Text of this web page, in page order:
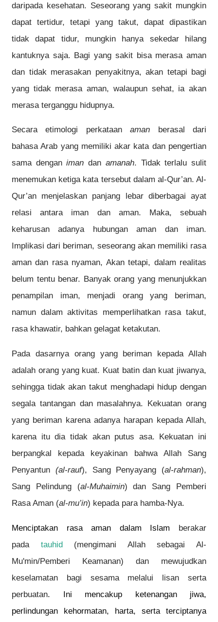
daripada kesehatan. Seseorang yang sakit mungkin
dapat tertidur, tetapi yang takut, dapat dipastikan
tidak dapat tidur, mungkin hanya sekedar hilang
kantuknya saja. Bagi yang sakit bisa merasa aman
dan tidak merasakan penyakitnya, akan tetapi bagi
yang tidak merasa aman, walaupun sehat, ia akan
merasa terganggu hidupnya.
Secara etimologi perkataanaman berasal dari
bahasa Arab yang memiliki akar kata dan pengertian
sama denganiman dan amanah. Tidak terlalu sulit
menemukan ketiga kata tersebut dalam al-Qur’an. Al-
Qur’an menjelaskan panjang lebar diberbagai ayat
relasi antara iman dan aman. Maka, sebuah
keharusan adanya hubungan aman dan iman.
Implikasi dari beriman, seseorang akan memiliki rasa
aman dan rasa nyaman, Akan tetapi, dalam realitas
belum tentu benar. Banyak orang yang menunjukkan
penampilan iman, menjadi orang yang beriman,
namun dalam aktivitas memperlihatkan rasa takut,
rasa khawatir, bahkan gelagat ketakutan.
Pada dasarnya orang yang beriman kepada Allah
adalah orang yang kuat. Kuat batin dan kuat jiwanya,
sehingga tidak akan takut menghadapi hidup dengan
segala tantangan dan masalahnya. Kekuatan orang
yang beriman karena adanya harapan kepada Allah,
karena itu dia tidak akan putus asa. Kekuatan ini
berpangkal kepada keyakinan bahwa Allah Sang
Penyantun (al-rauf), Sang Penyayang (al-rahman),
Sang Pelindung (al-Muhaimin) dan Sang Pemberi
Rasa Aman (al-mu’in) kepada para hamba-Nya.
Menciptakan rasa aman dalam Islam berakar
pada tauhid(mengimani Allah sebagai Al-
Mu'min/Pemberi Keamanan) dan mewujudkan
keselamatan bagi sesama melalui lisan serta
perbuatan. Ini mencakup ketenangan jiwa,
perlindungan kehormatan, harta, serta terciptanya